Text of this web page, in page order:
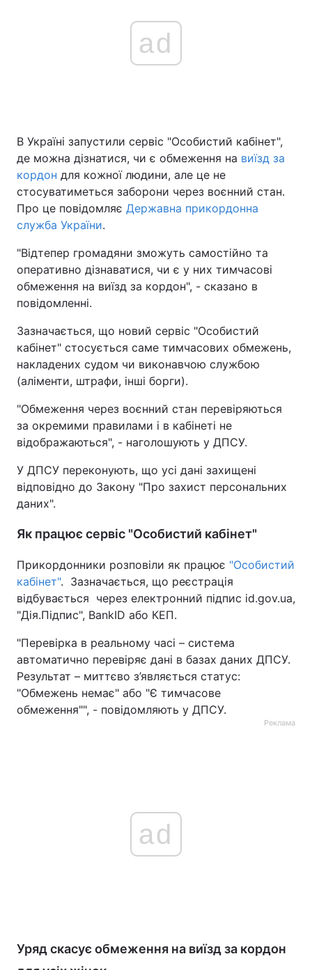
ad
В Україні запустили сервіс "Особистий кабінет",
де можна дізнатися, чи є обмеження на виїзд за
кордон для кожної людини, але це не
стосуватиметься заборони через воєнний стан.
Про це повідомляє Державна прикордонна
служба України.
"Відтепер громадяни зможуть самостійно та
оперативно дізнаватися, чи є у них тимчасові
обмеження на виїзд за кордон", - сказано в
повідомленні.
Зазначається, що новий сервіс "Особистий
кабінет" стосується саме тимчасових обмежень,
накладених судом чи виконавчою службою
(аліменти, штрафи, інші борги).
"Обмеження через воєнний стан перевіряються
за окремими правилами і в кабінеті не
відображаються", - наголошують у ДПСУ.
У ДПСУ переконують, що усі дані захищені
відповідно до Закону "Про захист персональних
даних".
Як працює сервіс "Особистий кабінет"
Прикордонники розповіли як працює "Особистий
кабінет". Зазначається, що реєстрація
відбувається через електронний підпис id.gov.ua,
"Дія.Підпис", BankID або КЕП.
"Перевірка в реальному часі – система
автоматично перевіряє дані в базах даних ДПСУ.
Результат – миттєво з’являється статус:
"Обмежень немає" або "Є тимчасове
обмеження"", - повідомляють у ДПСУ.
Реклама
ad
Уряд скасує обмеження на виїзд за кордон